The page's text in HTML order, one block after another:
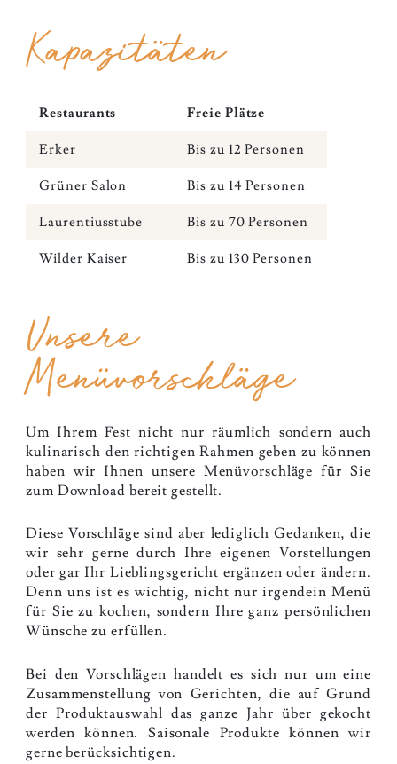
Kapazitäten
Restaurants Freie Plätze
Erker Bis zu 12 Personen
Grüner Salon Bis zu 14 Personen
Laurentiusstube Bis zu 70 Personen
Wilder Kaiser Bis zu 130 Personen
Unsere
Menüvorschläge
Um Ihrem Fest nicht nur räumlich sondern auch
kulinarisch den richtigen Rahmen geben zu können
haben wir Ihnen unsere Menüvorschläge für Sie
zum Download bereit gestellt.
Diese Vorschläge sind aber lediglich Gedanken, die
wir sehr gerne durch Ihre eigenen Vorstellungen
oder gar Ihr Lieblingsgericht ergänzen oder ändern.
Denn uns ist es wichtig, nicht nur irgendein Menü
für Sie zu kochen, sondern Ihre ganz persönlichen
Wünsche zu erfüllen.
Bei den Vorschlägen handelt es sich nur um eine
Zusammenstellung von Gerichten, die auf Grund
der Produktauswahl das ganze Jahr über gekocht
werden können. Saisonale Produkte können wir
gerne berücksichtigen.